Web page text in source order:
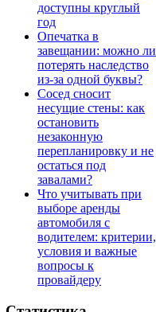
доступны круглый
год
Опечатка в
завещании: можно ли
потерять наследство
из-за одной буквы?
Сосед сносит
несущие стены: как
остановить
незаконную
перепланировку и не
остаться под
завалами?
Что учитывать при
выборе аренды
автомобиля с
водителем: критерии,
условия и важные
вопросы к
провайдеру